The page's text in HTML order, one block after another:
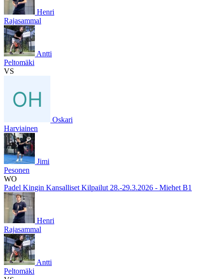
Henri
Rajasammal
Antti
Peltomäki
VS
Oskari
Harviainen
Jimi
Pesonen
WO
Padel Kingin Kansalliset Kilpailut 28.-29.3.2026 - Miehet B1
Henri
Rajasammal
Antti
Peltomäki